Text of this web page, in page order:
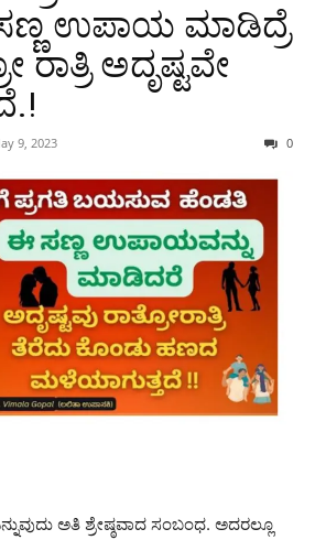
ಉಪಾಯ ಮಾಡಿದ್ರೆ
ರಾತ್ರಿ ಅದೃಷ್ಟವೇ
9, 2023 0
ಅತಿ ಶ್ರೇಷ್ಠವಾದ ಸಂಬಂಧ. ಅದರಲ್ಲೂ